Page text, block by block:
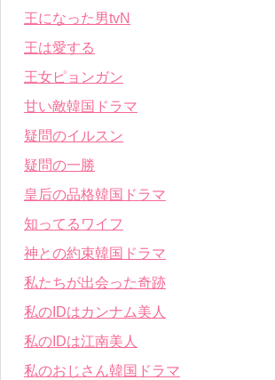
王になった男tvN
王は愛する
王女ピョンガン
甘い敵韓国ドラマ
疑問のイルスン
疑問の一勝
皇后の品格韓国ドラマ
知ってるワイフ
神との約束韓国ドラマ
私たちが出会った奇跡
私のIDはカンナム美人
私のIDは江南美人
私のおじさん韓国ドラマ